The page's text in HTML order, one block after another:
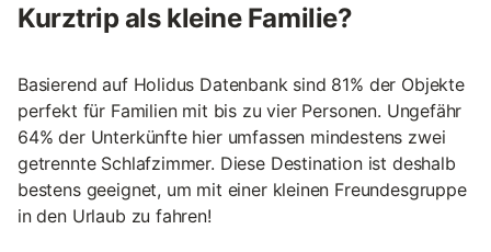
Kurztrip als kleine Familie?
Basierend auf Holidus Datenbank sind 81% der Objekte
perfekt für Familien mit bis zu vier Personen. Ungefähr
64% der Unterkünfte hier umfassen mindestens zwei
getrennte Schlafzimmer. Diese Destination ist deshalb
bestens geeignet, um mit einer kleinen Freundesgruppe
in den Urlaub zu fahren!